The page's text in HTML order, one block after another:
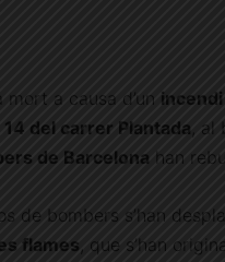
mort a causa d’un incendi
14 del carrer Plantada, al
de Barcelona han
de bombers s’han
flames, que s’han